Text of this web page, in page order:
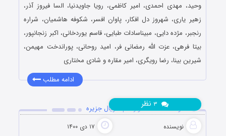
وحید، مهدی احمدی، امیر کاظمی، رویا جاویدنیا، السا فیروز آذر،
زهیر یاری، شهروز دل افکار، پاوان افسر، شکوفه هاشمیان، شراره
رنجبر، مژده دایی، مبیناسادات طبایی، قاسم یوردخانی، اکبر زنجانپور،
بیتا فرهی، عزت الله رمضانی فر، امید روحانی، پوراندخت مهیمن،
شیرین بینا، رضا رویگری، امیر مقاره و شادی مختاری
ادامه مطلب
دانلود قسمت 12 دوازدهم سریال جزیره
نویسنده ۱۷ دی ۱۴۰۰
نظر